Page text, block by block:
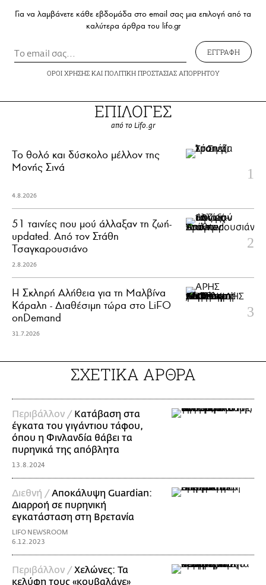
Για να λαμβάνετε κάθε εβδομάδα στο email σας μια επιλογή από τα
καλύτερα άρθρα του lifo.gr
ΕΓΓΡΑΦΗ
ΟΡΟΙ ΧΡΗΣΗΣΚΑΙ ΠΟΛΙΤΙΚΗ ΠΡΟΣΤΑΣΙΑΣ ΑΠΟΡΡΗΤΟΥ
ΕΠΙΛΟΓΕΣ
από το Lifo.gr
Το θολό και δύσκολο μέλλον της
Μονής Σινά
4.8.2026
51 ταινίες που μού άλλαξαν τη ζωή-
updated. Aπό τον Στάθη
Τσαγκαρουσιάνο
2.8.2026
Η Σκληρή Αλήθεια για τη Μαλβίνα
Κάραλη - Διαθέσιμη τώρα στo LiFO
onDemand
31.7.2026
ΣΧΕΤΙΚΑ ΑΡΘΡΑ
Περιβάλλον / Κατάβαση στα
έγκατα του γιγάντιου τάφου,
όπου η Φινλανδία θάβει τα
πυρηνικά της απόβλητα
13.8.2024
Διεθνή /Αποκάλυψη Guardian:
Διαρροή σε πυρηνική
εγκατάσταση στη Βρετανία
LIFO NEWSROOM
6.12.2023
Περιβάλλον /Χελώνες: Τα
κελύφη τους «κουβαλάνε»